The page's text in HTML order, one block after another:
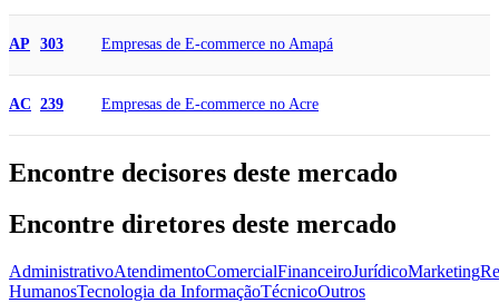
AP 303 Empresas de E-commerce no Amapá
AC 239 Empresas de E-commerce no Acre
Encontre decisores deste mercado
Encontre diretores deste mercado
AdministrativoAtendimentoComercialFinanceiroJurídicoMarketing
HumanosTecnologia da InformaçãoTécnicoOutros